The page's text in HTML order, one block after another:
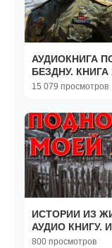
АУДИОКНИГА
БЕЗДНУ. КНИГА
15 079 просмотров
ИСТОРИИ ИЗ
АУДИО КНИГУ.
НОЧЬ.
800 просмотров